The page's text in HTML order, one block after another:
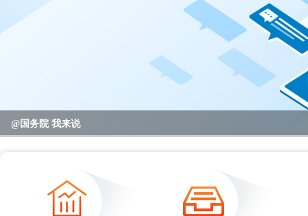
2023年度国务院推动高质量发展综合督查问题线索征集